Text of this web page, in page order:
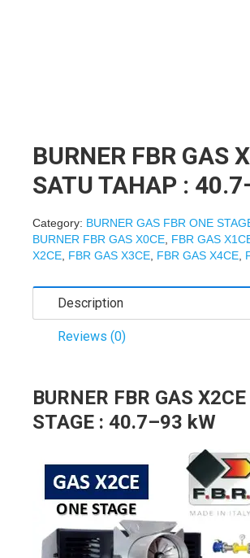
BURNER FBR GAS
SATU TAHAP :
Category: BURNER GAS FBR ONE
BURNER FBR GAS X0CE FBR GAS
X2CE FBR GAS X3CE FBR GAS X4CE
Description
Reviews (0)
BURNER FBR GAS
STAGE : 40.7–93 kW